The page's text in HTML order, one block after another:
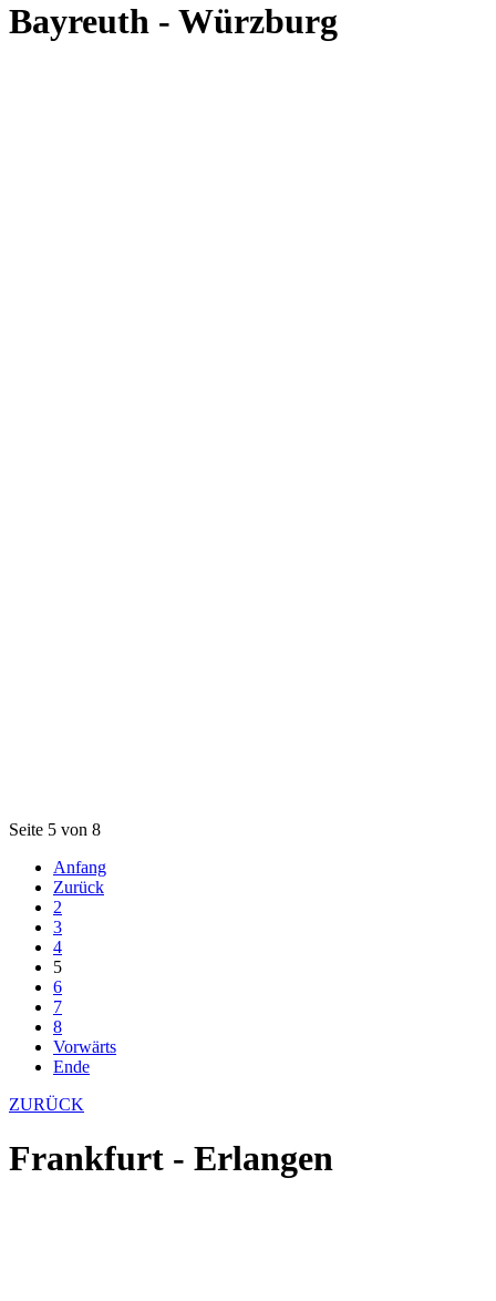
Bayreuth - Würzburg
Seite 5 von 8
Anfang
Zurück
2
3
4
5
6
7
8
Vorwärts
Ende
ZURÜCK
Frankfurt - Erlangen